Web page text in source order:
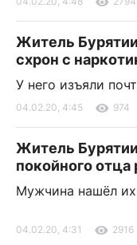
Житель
схрон с
У него изъяли
04.02.20, 4:45 974
Житель
покойного отца
Мужчина нашёл
04.02.20, 4:31 2916